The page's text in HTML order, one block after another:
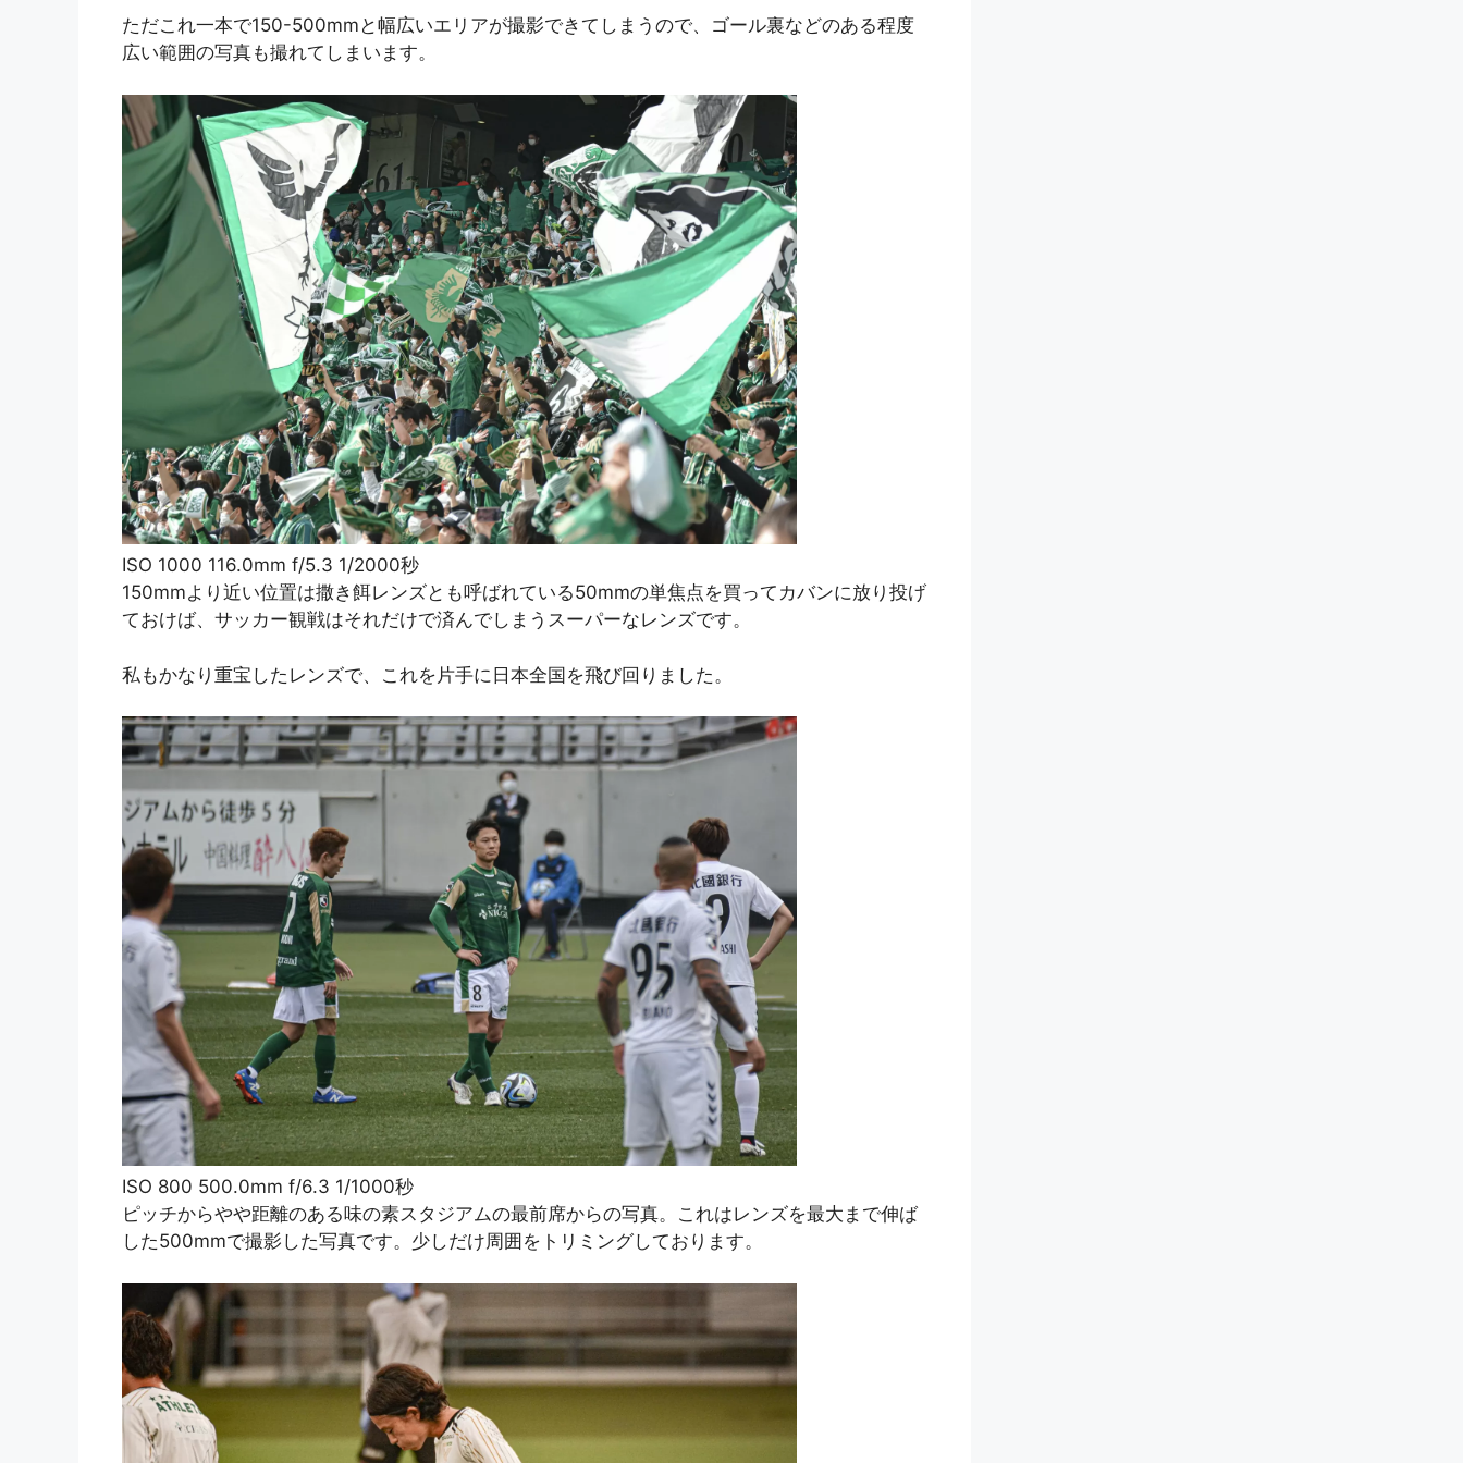
ただこれ一本で150-500mmと幅広いエリアが撮影できてしまうので、ゴール裏などのある程度
広い範囲の写真も撮れてしまいます。
ISO 1000 116.0mm f/5.3 1/2000秒
150mmより近い位置は撒き餌レンズとも呼ばれている50mmの単焦点を買ってカバンに放り投げ
ておけば、サッカー観戦はそれだけで済んでしまうスーパーなレンズです。
私もかなり重宝したレンズで、これを片手に日本全国を飛び回りました。
ISO 800 500.0mm f/6.3 1/1000秒
ピッチからやや距離のある味の素スタジアムの最前席からの写真。これはレンズを最大まで伸ば
した500mmで撮影した写真です。少しだけ周囲をトリミングしております。